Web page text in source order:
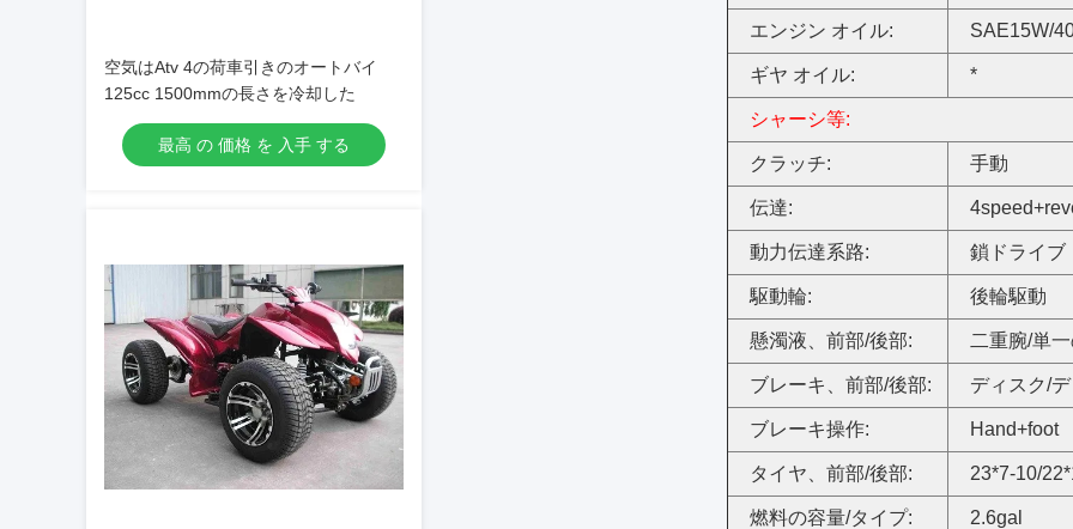
空気はAtv 4の荷車引きのオートバイ
125cc 1500mmの長さを冷却した
最高 の 価格 を 入手 する
エンジン オイル: SAE15W/
ギヤ オイル: *
シャーシ等:
クラッチ: 手動
伝達:
動力伝達系路: 鎖ドライブ
駆動輪: 後輪駆動
懸濁液、前部/後部: 二重腕/単
ブレーキ、前部/後部: ディスク/
ブレーキ操作: Hand+foot
タイヤ、前部/後部: 23*7-10/
燃料の容量/タイプ: 2.6gal